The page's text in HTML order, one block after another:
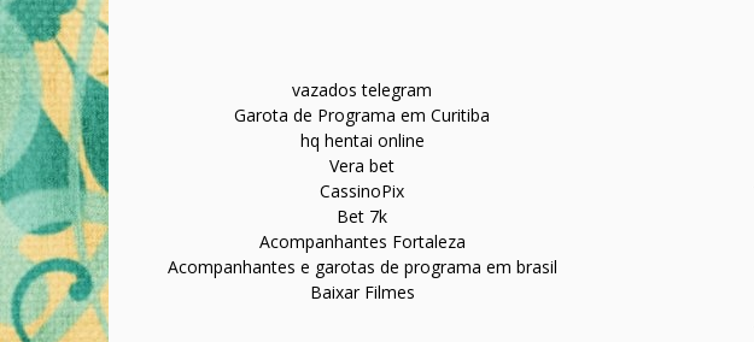
vazados telegram
Garota de Programa em Curitiba
hq hentai online
Vera bet
CassinoPix
Bet 7k
Acompanhantes Fortaleza
Acompanhantes e garotas de programa em brasil
Baixar Filmes